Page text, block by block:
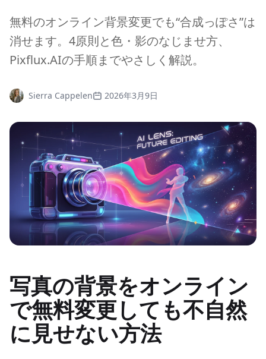
無料のオンライン背景変更でも“合成っぽさ”は
消せます。4原則と色・影のなじませ方、
Pixflux.AIの手順までやさしく解説。
Sierra Cappelen 2026年3月9日
写真の背景をオンライン
で無料変更しても不自然
に見せない方法